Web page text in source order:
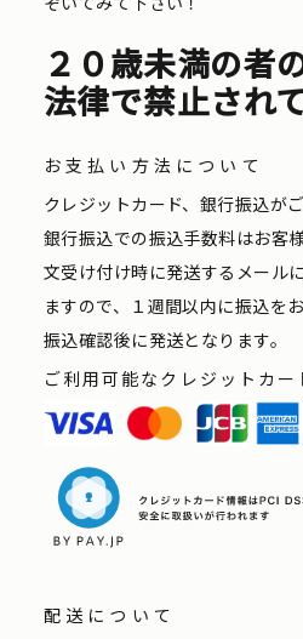
２０歳未満の者
法律で禁止され
お支払い方法について
クレジットカード、銀行振込が
銀行振込での振込手数料はお客
文受け付け時に発送するメール
ますので、１週間以内に振込を
振込確認後に発送となります。
ご利用可能なクレジットカー
配送について